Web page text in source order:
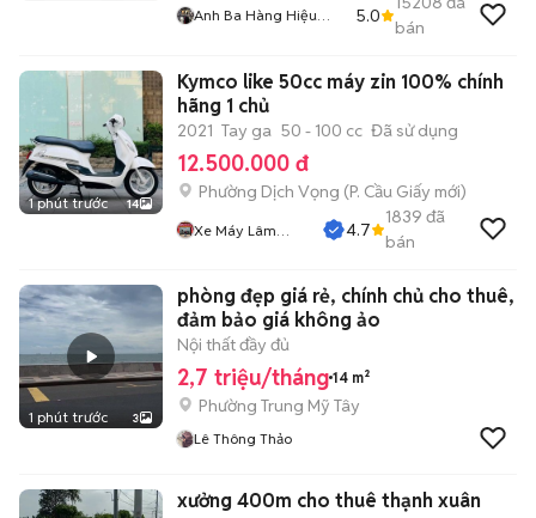
Anh Ba Hàng Hiệu
5.0
bán
1 phút trước 14
Kymco like 50cc máy zin 100% chính
hãng 1 chủ
2021 Tay ga 50 - 100 cc Đã sử dụng
12.500.000 đ
Phường Dịch Vọng (P. Cầu Giấy mới)
Xe Máy Lâm
4.7
1839 đã
bán
1 phút trước 3
phòng đẹp giá rẻ, chính chủ cho thuê,
đảm bảo giá không ảo
Nội thất đầy đủ
2,7 triệu/tháng 14 m²
Phường Trung Mỹ Tây
Lê Thông Thảo
xưởng 400m cho thuê thạnh xuân